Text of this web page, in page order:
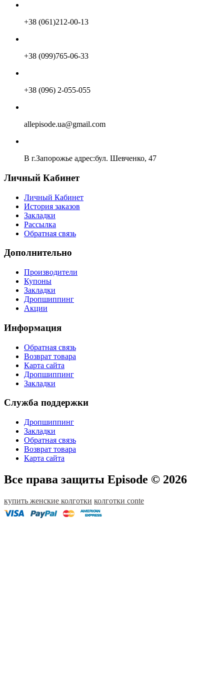
+38 (061)212-00-13
+38 (099)765-06-33
+38 (096) 2-055-055
allepisode.ua@gmail.com
В г.Запорожье адрес:бул. Шевченко, 47
Личный Кабинет
Личный Кабинет
История заказов
Закладки
Рассылка
Обратная связь
Дополнительно
Производители
Купоны
Закладки
Дропшиппинг
Акции
Информация
Обратная связь
Возврат товара
Карта сайта
Дропшиппинг
Закладки
Служба поддержки
Дропшиппинг
Закладки
Обратная связь
Возврат товара
Карта сайта
Все права защиты Episode © 2026
купить женские колготки колготки conte